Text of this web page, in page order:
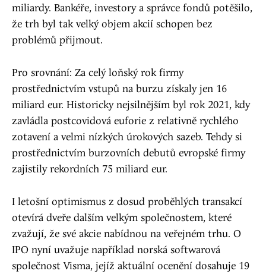
miliardy. Bankéře, investory a správce fondů potěšilo,
že trh byl tak velký objem akcií schopen bez
problémů přijmout.
Pro srovnání: Za celý loňský rok firmy
prostřednictvím vstupů na burzu získaly jen 16
miliard eur. Historicky nejsilnějším byl rok 2021, kdy
zavládla postcovidová euforie z relativně rychlého
zotavení a velmi nízkých úrokových sazeb. Tehdy si
prostřednictvím burzovních debutů evropské firmy
zajistily rekordních 75 miliard eur.
I letošní optimismus z dosud proběhlých transakcí
otevírá dveře dalším velkým společnostem, které
zvažují, že své akcie nabídnou na veřejném trhu. O
IPO nyní uvažuje například norská softwarová
společnost Visma, jejíž aktuální ocenění dosahuje 19